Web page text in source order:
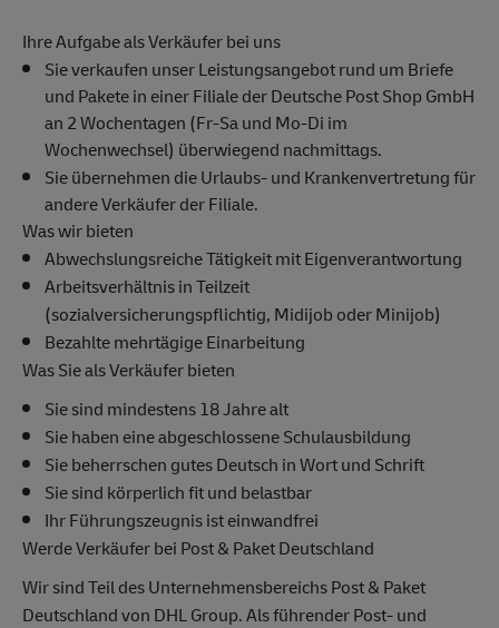
Ihre Aufgabe als Verkäufer bei uns
Sie verkaufen unser Leistungsangebot rund um Briefe
und Pakete in einer Filiale der Deutsche Post Shop GmbH
an 2 Wochentagen (Fr-Sa und Mo-Di im
Wochenwechsel) überwiegend nachmittags.
Sie übernehmen die Urlaubs- und Krankenvertretung für
andere Verkäufer der Filiale.
Was wir bieten
Abwechslungsreiche Tätigkeit mit Eigenverantwortung
Arbeitsverhältnis in Teilzeit
(sozialversicherungspflichtig, Midijob oder Minijob)
Bezahlte mehrtägige Einarbeitung
Was Sie als Verkäufer bieten
Sie sind mindestens 18 Jahre alt
Sie haben eine abgeschlossene Schulausbildung
Sie beherrschen gutes Deutsch in Wort und Schrift
Sie sind körperlich fit und belastbar
Ihr Führungszeugnis ist einwandfrei
Werde Verkäufer bei Post & Paket Deutschland
Wir sind Teil des Unternehmensbereichs Post & Paket
Deutschland von DHL Group. Als führender Post- und